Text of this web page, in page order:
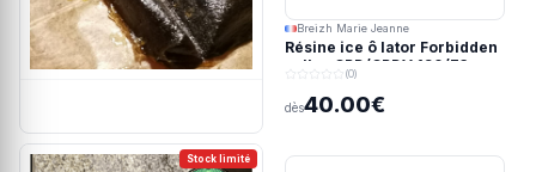
Breizh Marie Jeanne
Résine ice ô lator Forbidden
valley CBD/CBDV 190/73u
(0)
dès40.00€
Stock limité